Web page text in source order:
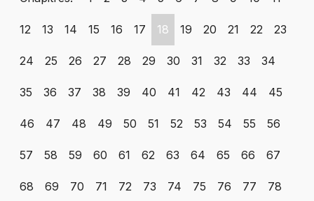
12 13 14 15 16 17 18 19 20 21 22 23
24 25 26 27 28 29 30 31 32 33 34
35 36 37 38 39 40 41 42 43 44 45
46 47 48 49 50 51 52 53 54 55 56
57 58 59 60 61 62 63 64 65 66 67
68 69 70 71 72 73 74 75 76 77 78